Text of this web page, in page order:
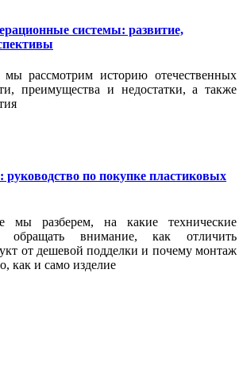
системы: развитие,
мы рассмотрим историю отечественных
преимущества и недостатки, а также
руководство по покупке пластиковых
мы разберем, на какие технические
обращать внимание, как отличить
от дешевой подделки и почему монтаж
как и само изделие